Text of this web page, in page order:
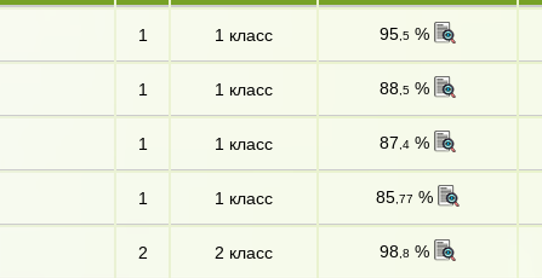
1 1 класс 95 ,5 %
1 1 класс 88 ,5 %
1 1 класс 87 ,4 %
1 1 класс 85 ,77 %
2 2 класс 98 ,8 %